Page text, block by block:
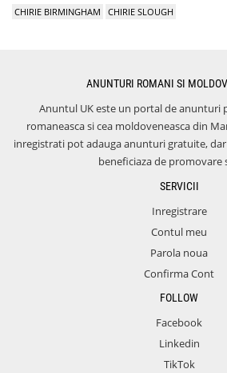
CHIRIE BIRMINGHAM
CHIRIE SLOUGH
ANUNTURI ROMANI SI
Anuntul UK este un portal de anunturi
romaneasca si cea moldoveneasca din
inregistrati pot adauga anunturi gratuite,
beneficiaza de promovare
SERVICII
Inregistrare
Contul meu
Parola noua
Confirma Cont
FOLLOW
Facebook
Linkedin
TikTok